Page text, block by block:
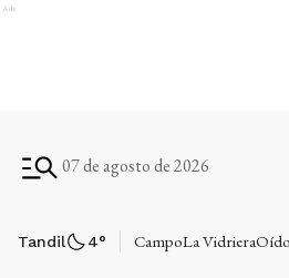
Ads
07 de agosto de 2026
Tandil 4° CampoLa Vidriera